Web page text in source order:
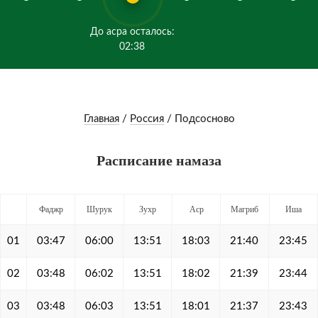
До асра осталось:
02:38
Главная/ Россия/ Подсосново
Расписание намаза
Фаджр Шурук Зухр Аср Магриб Иша
01 03:47 06:00 13:51 18:03 21:40 23:45
02 03:48 06:02 13:51 18:02 21:39 23:44
03 03:48 06:03 13:51 18:01 21:37 23:43